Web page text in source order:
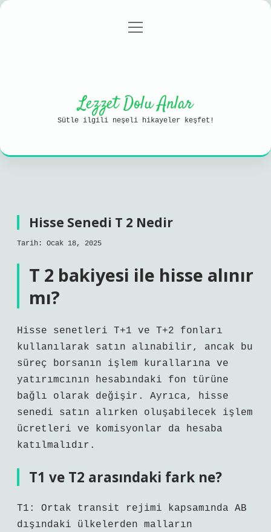
Gizlilik Politikası
menüyü
Lezzet Dolu Anlar
Sütle ilgili neşeli hikayeler keşfet!
Hisse Senedi T 2 Nedir
Tarih: Ocak 18, 2025
T 2 bakiyesi ile hisse alınır
mı?
Hisse senetleri T+1 ve T+2 fonları
kullanılarak satın alınabilir, ancak bu
süreç borsanın işlem kurallarına ve
yatırımcının hesabındaki fon türüne
bağlı olarak değişir. Ayrıca, hisse
senedi satın alırken oluşabilecek işlem
ücretleri ve komisyonlar da hesaba
katılmalıdır.
T1 ve T2 arasındaki fark ne?
T1: Ortak transit rejimi kapsamında AB
dışındaki ülkelerden malların